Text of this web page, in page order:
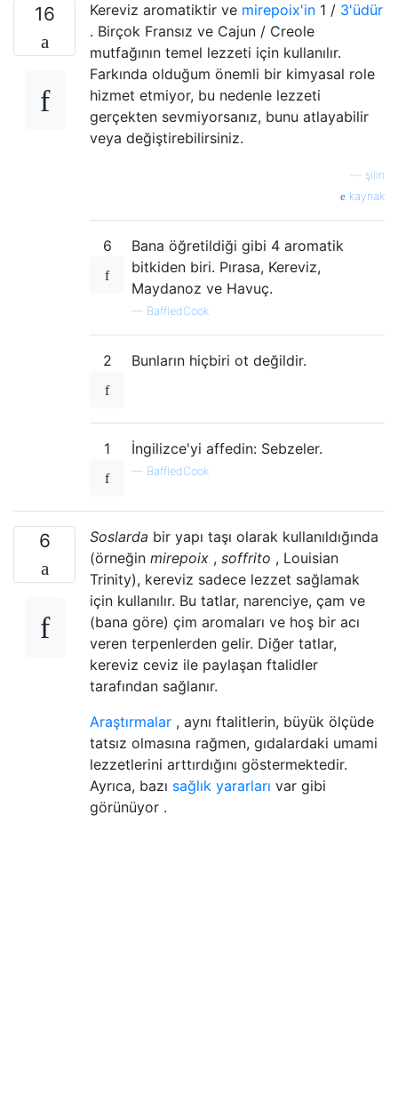
16 Kereviz aromatiktir ve mirepoix'in 1 / 3'üdür
. Birçok Fransız ve Cajun / Creole
mutfağının temel lezzeti için kullanılır.
Farkında olduğum önemli bir kimyasal role
hizmet etmiyor, bu nedenle lezzeti
gerçekten sevmiyorsanız, bunu atlayabilir
veya değiştirebilirsiniz.
şilin
kaynak
6
Bana öğretildiği gibi 4 aromatik
bitkiden biri. Pırasa, Kereviz,
Maydanoz ve Havuç.
— BaffledCook
2 Bunların hiçbiri ot değildir.
1 İngilizce'yi affedin: Sebzeler.
— BaffledCook
6 Soslarda bir yapı taşı olarak kullanıldığında
(örneğin mirepoix , soffrito , Louisian
Trinity), kereviz sadece lezzet sağlamak
için kullanılır. Bu tatlar, narenciye, çam ve
(bana göre) çim aromaları ve hoş bir acı
veren terpenlerden gelir. Diğer tatlar,
kereviz ceviz ile paylaşan ftalidler
tarafından sağlanır.
Araştırmalar , aynı ftalitlerin, büyük ölçüde
tatsız olmasına rağmen, gıdalardaki umami
lezzetlerini arttırdığını göstermektedir.
Ayrıca, bazı sağlık yararları var gibi
görünüyor .